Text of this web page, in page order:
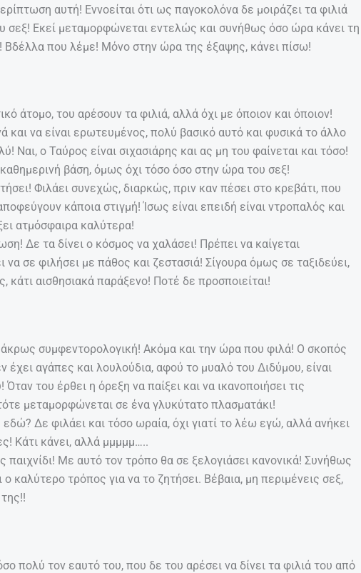
αυτή! Εννοείται ότι ως παγοκολόνα δε μοιράζει τα φιλιά
σεξ! Εκεί μεταμορφώνεται εντελώς και συνήθως όσο ώρα κάνει τη
Βδέλλα που λέμε! Μόνο στην ώρα της έξαψης, κάνει πίσω!
άτομο, του αρέσουν τα φιλιά, αλλά όχι με όποιον και όποιον!
και να είναι ερωτευμένος, πολύ βασικό αυτό και φυσικά το άλλο
Ναι, ο Ταύρος είναι σιχασιάρης και ας μη του φαίνεται και τόσο!
βάση, όμως όχι τόσο όσο στην ώρα του σεξ!
Φιλάει συνεχώς, διαρκώς, πριν καν πέσει στο κρεβάτι, που
κάποια στιγμή! Ίσως είναι επειδή είναι ντροπαλός και
ατμόσφαιρα καλύτερα!
Δε τα δίνει ο κόσμος να χαλάσει! Πρέπει να καίγεται
να σε φιλήσει με πάθος και ζεστασιά! Σίγουρα όμως σε ταξιδεύει,
κάτι αισθησιακά παράξενο! Ποτέ δε προσποιείται!
συμφεντορολογική! Ακόμα και την ώρα που φιλά! Ο σκοπός
έχει αγάπες και λουλούδια, αφού το μυαλό του Διδύμου, είναι
του έρθει η όρεξη να παίξει και να ικανοποιήσει τις
μεταμορφώνεται σε ένα γλυκύτατο πλασματάκι!
Δε φιλάει και τόσο ωραία, όχι γιατί το λέω εγώ, αλλά ανήκει
Κάτι κάνει, αλλά μμμμμ…..
παιχνίδι! Με αυτό τον τρόπο θα σε ξελογιάσει κανονικά! Συνήθως
ο καλύτερο τρόπος για να το ζητήσει. Βέβαια, μη περιμένεις σεξ,
πολύ τον εαυτό του, που δε του αρέσει να δίνει τα φιλιά του από